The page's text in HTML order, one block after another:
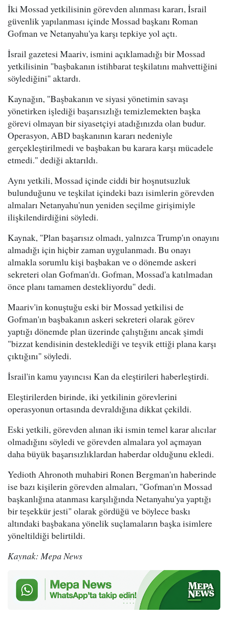
İki Mossad yetkilisinin görevden alınması kararı, İsrail
güvenlik yapılanması içinde Mossad başkanı Roman
Gofman ve Netanyahu'ya karşı tepkiye yol açtı.
İsrail gazetesi Maariv, ismini açıklamadığı bir Mossad
yetkilisinin "başbakanın istihbarat teşkilatını mahvettiğini
söylediğini" aktardı.
Kaynağın, "Başbakanın ve siyasi yönetimin savaşı
yönetirken işlediği başarısızlığı temizlemekten başka
görevi olmayan bir siyasetçiyi atadığınızda olan budur.
Operasyon, ABD başkanının kararı nedeniyle
gerçekleştirilmedi ve başbakan bu karara karşı mücadele
etmedi." dediği aktarıldı.
Aynı yetkili, Mossad içinde ciddi bir hoşnutsuzluk
bulunduğunu ve teşkilat içindeki bazı isimlerin görevden
almaları Netanyahu'nun yeniden seçilme girişimiyle
ilişkilendirdiğini söyledi.
Kaynak, "Plan başarısız olmadı, yalnızca Trump'ın onayını
almadığı için hiçbir zaman uygulanmadı. Bu onayı
almakla sorumlu kişi başbakan ve o dönemde askeri
sekreteri olan Gofman'dı. Gofman, Mossad'a katılmadan
önce planı tamamen destekliyordu" dedi.
Maariv'in konuştuğu eski bir Mossad yetkilisi de
Gofman'ın başbakanın askeri sekreteri olarak görev
yaptığı dönemde plan üzerinde çalıştığını ancak şimdi
"bizzat kendisinin desteklediği ve teşvik ettiği plana karşı
çıktığını" söyledi.
İsrail'in kamu yayıncısı Kan da eleştirileri haberleştirdi.
Eleştirilerden birinde, iki yetkilinin görevlerini
operasyonun ortasında devraldığına dikkat çekildi.
Eski yetkili, görevden alınan iki ismin temel karar alıcılar
olmadığını söyledi ve görevden almalara yol açmayan
daha büyük başarısızlıklardan haberdar olduğunu ekledi.
Yedioth Ahronoth muhabiri Ronen Bergman'ın haberinde
ise bazı kişilerin görevden almaları, "Gofman'ın Mossad
başkanlığına atanması karşılığında Netanyahu'ya yaptığı
bir teşekkür jesti" olarak gördüğü ve böylece baskı
altındaki başbakana yönelik suçlamaların başka isimlere
yöneltildiği belirtildi.
Kaynak: Mepa News